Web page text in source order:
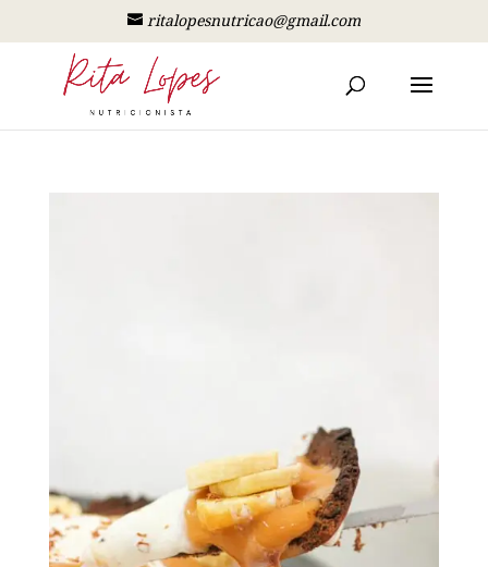
ritalopesnutricao@gmail.com